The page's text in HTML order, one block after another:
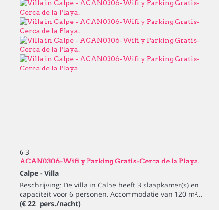
6 3
ACAN0306-Wifi y Parking Gratis-Cerca de la Playa.
Calpe - Villa
Beschrijving: De villa in Calpe heeft 3 slaapkamer(s) en
capaciteit voor 6 personen. Accommodatie van 120 m²...
(€ 22 pers./nacht)